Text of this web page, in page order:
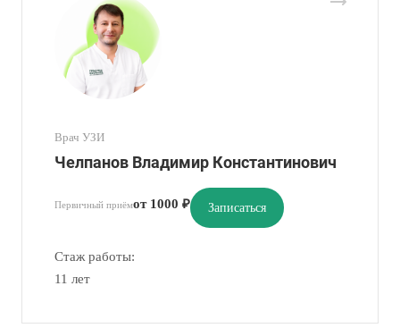
Врач УЗИ
Челпанов Владимир Константинович
Первичный приёмот 1000 ₽ Записаться
Стаж работы:
11 лет